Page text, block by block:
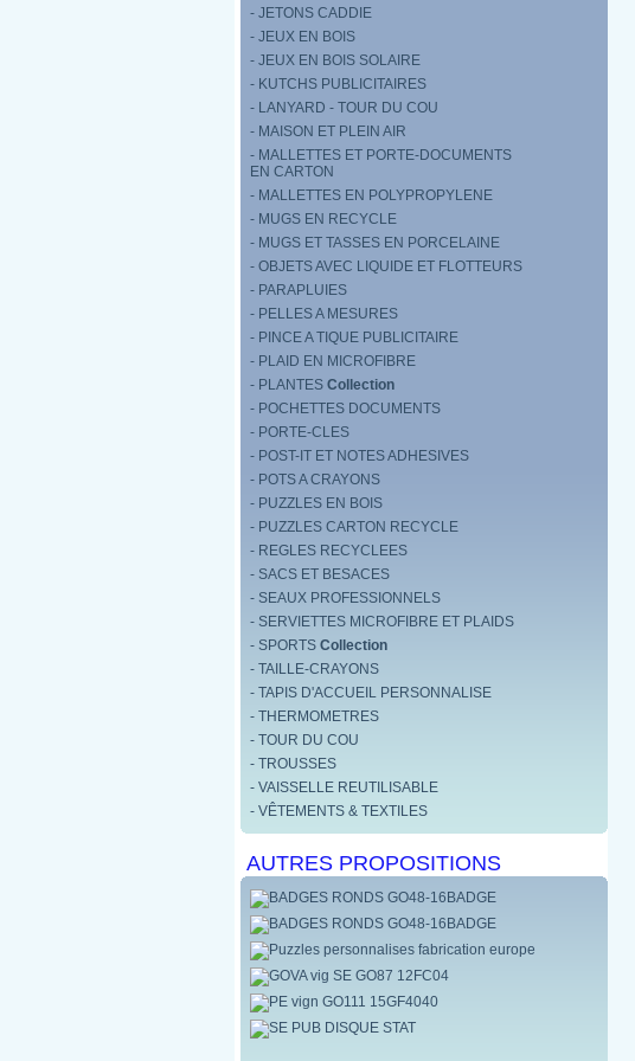
- JETONS CADDIE
- JEUX EN BOIS
- JEUX EN BOIS SOLAIRE
- KUTCHS PUBLICITAIRES
- LANYARD - TOUR DU COU
- MAISON ET PLEIN AIR
- MALLETTES ET PORTE-DOCUMENTS
EN CARTON
- MALLETTES EN POLYPROPYLENE
- MUGS EN RECYCLE
- MUGS ET TASSES EN PORCELAINE
- OBJETS AVEC LIQUIDE ET FLOTTEURS
- PARAPLUIES
- PELLES A MESURES
- PINCE A TIQUE PUBLICITAIRE
- PLAID EN MICROFIBRE
- PLANTES Collection
- POCHETTES DOCUMENTS
- PORTE-CLES
- POST-IT ET NOTES ADHESIVES
- POTS A CRAYONS
- PUZZLES EN BOIS
- PUZZLES CARTON RECYCLE
- REGLES RECYCLEES
- SACS ET BESACES
- SEAUX PROFESSIONNELS
- SERVIETTES MICROFIBRE ET PLAIDS
- SPORTS Collection
- TAILLE-CRAYONS
- TAPIS D'ACCUEIL PERSONNALISE
- THERMOMETRES
- TOUR DU COU
- TROUSSES
- VAISSELLE REUTILISABLE
- VÊTEMENTS & TEXTILES
AUTRES PROPOSITIONS